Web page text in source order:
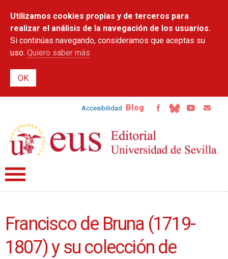
contenido
principal
Utilizamos cookies propias y de terceros para
realizar el análisis de la navegación de los usuarios.
Si continúas navegando, consideramos que aceptas su
uso. Quiero saber más
Accesibilidad Blog
Francisco de Bruna (1719-
1807) y su colección de